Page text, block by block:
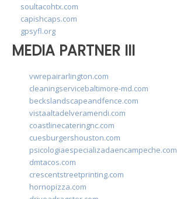
soultacohtx.com
capishcaps.com
gpsyfl.org
MEDIA PARTNER III
vwrepairarlington.com
cleaningservicebaltimore-md.com
beckslandscapeandfence.com
vistaaltadelveramendi.com
coastlinecateringnc.com
cuesburgershouston.com
psicologiaespecializadaencampeche.com
dmtacos.com
crescentstreetprinting.com
hornopizza.com